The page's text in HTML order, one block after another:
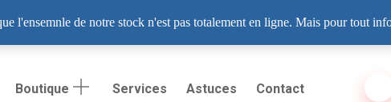
LIB 06, Dakar
Boutique Services Astuces Contact
l'ensemnle de notre stock n'est pas totalement en ligne. Mais pour tout